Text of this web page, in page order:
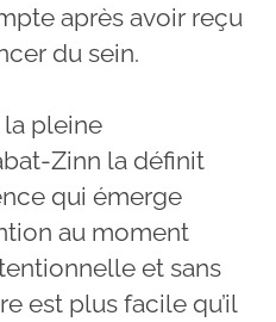
après avoir reçu
du sein.
la pleine
Zinn la définit
qui émerge
au moment
et sans
est plus facile qu’il